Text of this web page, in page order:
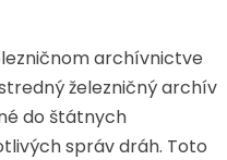
archívnictve
železničný archív
do štátnych
správ dráh. Toto